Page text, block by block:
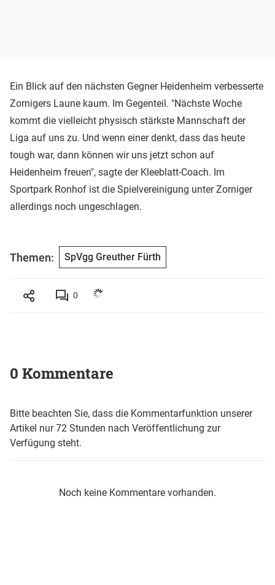
Ein Blick auf den nächsten Gegner Heidenheim verbesserte
Zornigers Laune kaum. Im Gegenteil. "Nächste Woche
kommt die vielleicht physisch stärkste Mannschaft der
Liga auf uns zu. Und wenn einer denkt, dass das heute
tough war, dann können wir uns jetzt schon auf
Heidenheim freuen", sagte der Kleeblatt-Coach. Im
Sportpark Ronhof ist die Spielvereinigung unter Zorniger
allerdings noch ungeschlagen.
Themen: SpVgg Greuther Fürth
0
0 Kommentare
Bitte beachten Sie, dass die Kommentarfunktion unserer
Artikel nur 72 Stunden nach Veröffentlichung zur
Verfügung steht.
Noch keine Kommentare vorhanden.